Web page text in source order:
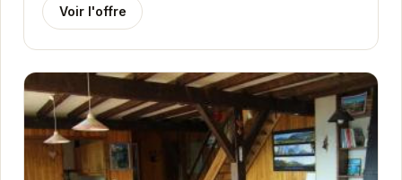
Voir l'offre